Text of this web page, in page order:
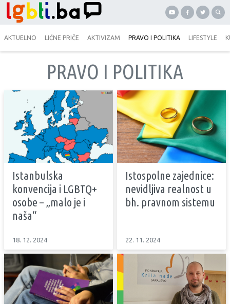
AKTUELNO LIČNE PRIČE AKTIVIZAM PRAVO I POLITIKA LIFESTYLE
PRAVO I POLITIKA
Istanbulska
konvencija i LGBTQ+
osobe – „malo je i
naša“
18. 12. 2024
Istospolne zajednice:
nevidljiva realnost u
bh. pravnom sistemu
22. 11. 2024